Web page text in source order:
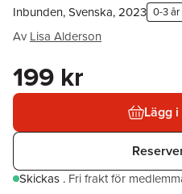
Inbunden, Svenska, 2023 0-3 år
Av Lisa Alderson
199 kr
Lägg
Skickas . Fri frakt för